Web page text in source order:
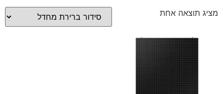
מציג תוצאה אחת